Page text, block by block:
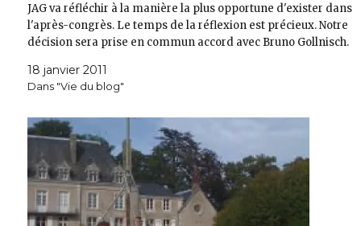
JAG va réfléchir à la manière la plus opportune d'exister dans
l'après-congrès. Le temps de la réflexion est précieux. Notre
décision sera prise en commun accord avec Bruno Gollnisch.
18 janvier 2011
Dans "Vie du blog"